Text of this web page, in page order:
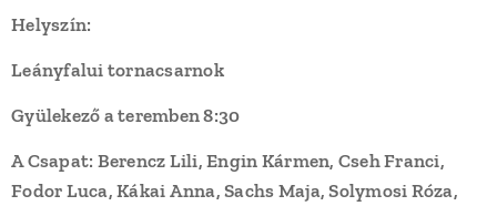
Helyszín:
Leányfalui tornacsarnok
Gyülekező a teremben 8:30
A Csapat: Berencz Lili, Engin Kármen, Cseh Franci,
Fodor Luca, Kákai Anna, Sachs Maja, Solymosi Róza,